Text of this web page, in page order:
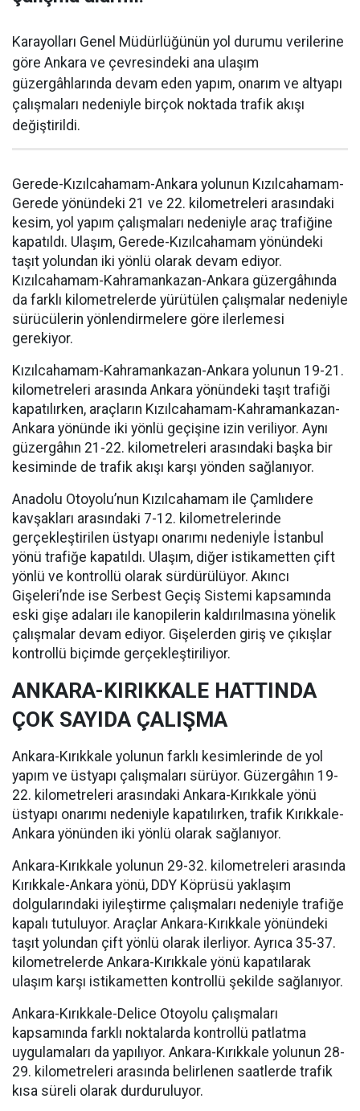
Karayolları Genel Müdürlüğünün yol durumu verilerine
göre Ankara ve çevresindeki ana ulaşım
güzergâhlarında devam eden yapım, onarım ve altyapı
çalışmaları nedeniyle birçok noktada trafik akışı
değiştirildi.
Gerede-Kızılcahamam-Ankara yolunun Kızılcahamam-
Gerede yönündeki 21 ve 22. kilometreleri arasındaki
kesim, yol yapım çalışmaları nedeniyle araç trafiğine
kapatıldı. Ulaşım, Gerede-Kızılcahamam yönündeki
taşıt yolundan iki yönlü olarak devam ediyor.
Kızılcahamam-Kahramankazan-Ankara güzergâhında
da farklı kilometrelerde yürütülen çalışmalar nedeniyle
sürücülerin yönlendirmelere göre ilerlemesi
gerekiyor.
Kızılcahamam-Kahramankazan-Ankara yolunun 19-21.
kilometreleri arasında Ankara yönündeki taşıt trafiği
kapatılırken, araçların Kızılcahamam-Kahramankazan-
Ankara yönünde iki yönlü geçişine izin veriliyor. Aynı
güzergâhın 21-22. kilometreleri arasındaki başka bir
kesiminde de trafik akışı karşı yönden sağlanıyor.
Anadolu Otoyolu’nun Kızılcahamam ile Çamlıdere
kavşakları arasındaki 7-12. kilometrelerinde
gerçekleştirilen üstyapı onarımı nedeniyle İstanbul
yönü trafiğe kapatıldı. Ulaşım, diğer istikametten çift
yönlü ve kontrollü olarak sürdürülüyor. Akıncı
Gişeleri’nde ise Serbest Geçiş Sistemi kapsamında
eski gişe adaları ile kanopilerin kaldırılmasına yönelik
çalışmalar devam ediyor. Gişelerden giriş ve çıkışlar
kontrollü biçimde gerçekleştiriliyor.
ANKARA-KIRIKKALE HATTINDA
ÇOK SAYIDA ÇALIŞMA
Ankara-Kırıkkale yolunun farklı kesimlerinde de yol
yapım ve üstyapı çalışmaları sürüyor. Güzergâhın 19-
22. kilometreleri arasındaki Ankara-Kırıkkale yönü
üstyapı onarımı nedeniyle kapatılırken, trafik Kırıkkale-
Ankara yönünden iki yönlü olarak sağlanıyor.
Ankara-Kırıkkale yolunun 29-32. kilometreleri arasında
Kırıkkale-Ankara yönü, DDY Köprüsü yaklaşım
dolgularındaki iyileştirme çalışmaları nedeniyle trafiğe
kapalı tutuluyor. Araçlar Ankara-Kırıkkale yönündeki
taşıt yolundan çift yönlü olarak ilerliyor. Ayrıca 35-37.
kilometrelerde Ankara-Kırıkkale yönü kapatılarak
ulaşım karşı istikametten kontrollü şekilde sağlanıyor.
Ankara-Kırıkkale-Delice Otoyolu çalışmaları
kapsamında farklı noktalarda kontrollü patlatma
uygulamaları da yapılıyor. Ankara-Kırıkkale yolunun 28-
29. kilometreleri arasında belirlenen saatlerde trafik
kısa süreli olarak durduruluyor.